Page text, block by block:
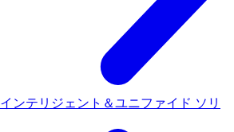
インテリジェント＆ユニファイド ソリ